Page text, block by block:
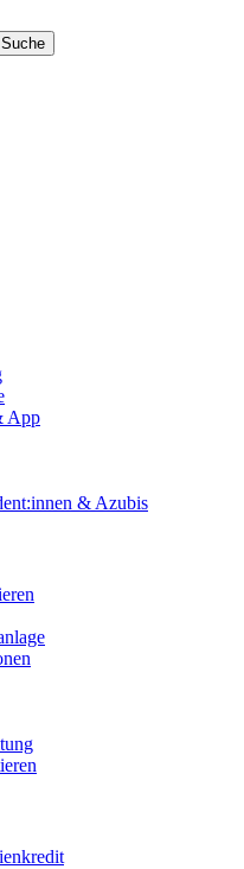
Suche
App
& Azubis